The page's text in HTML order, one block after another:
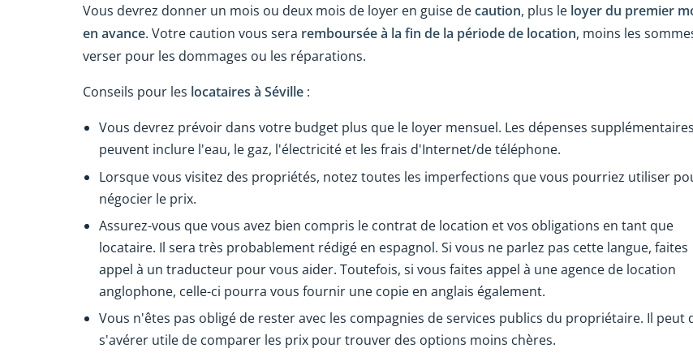
Vous devrez donner un mois ou deux mois de loyer en guise decaution, plus le loyer du premier
en avance. Votre caution vous sera remboursée à la fin de la période de location, moins les
verser pour les dommages ou les réparations.
Conseils pour les locataires à Séville :
Vous devrez prévoir dans votre budget plus que le loyer mensuel. Les dépenses supplémentaires
peuvent inclure l'eau, le gaz, l'électricité et les frais d'Internet/de téléphone.
Lorsque vous visitez des propriétés, notez toutes les imperfections que vous pourriez utiliser
négocier le prix.
Assurez-vous que vous avez bien compris le contrat de location et vos obligations en tant que
locataire. Il sera très probablement rédigé en espagnol. Si vous ne parlez pas cette langue, faites
appel à un traducteur pour vous aider. Toutefois, si vous faites appel à une agence de location
anglophone, celle-ci pourra vous fournir une copie en anglais également.
Vous n'êtes pas obligé de rester avec les compagnies de services publics du propriétaire. Il peut
s'avérer utile de comparer les prix pour trouver des options moins chères.